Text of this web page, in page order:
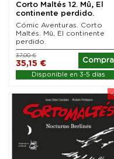
Corto Maltés 12. Mû, El
continente perdido.
Edición especial...
Cómic Aventuras. Corto
Maltés. Mû, El continente
perdido.
35,15 €
37,00 €
Disponible en 3-5 días
-